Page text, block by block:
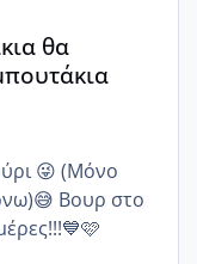
θα
😜 (Μόνο
Βουρ στο